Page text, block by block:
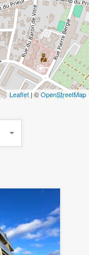
Leaflet | ©OpenStreetMap